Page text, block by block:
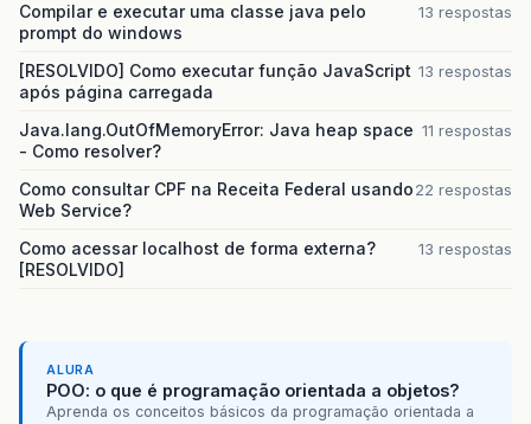
Compilar e executar uma classe java pelo
prompt do windows
13 respostas
[RESOLVIDO] Como executar função JavaScript
após página carregada
13 respostas
Java.lang.OutOfMemoryError: Java heap space
- Como resolver?
11 respostas
Como consultar CPF na Receita Federal usando
Web Service?
22 respostas
Como acessar localhost de forma externa?
[RESOLVIDO]
13 respostas
ALURA
POO: o que é programação orientada a objetos?
Aprenda os conceitos básicos da programação orientada a